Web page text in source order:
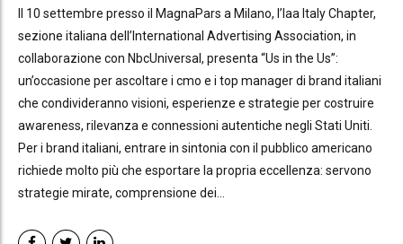
Il 10 settembre presso il MagnaPars a Milano, l’Iaa Italy Chapter,
sezione italiana dell’International Advertising Association, in
collaborazione con NbcUniversal, presenta “Us in the Us”:
un’occasione per ascoltare i cmo e i top manager di brand italiani
che condivideranno visioni, esperienze e strategie per costruire
awareness, rilevanza e connessioni autentiche negli Stati Uniti.
Per i brand italiani, entrare in sintonia con il pubblico americano
richiede molto più che esportare la propria eccellenza: servono
strategie mirate, comprensione dei...